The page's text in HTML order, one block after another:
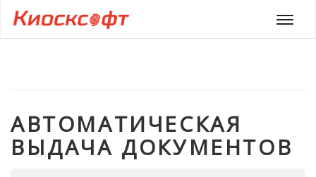
Меню
АВТОМАТИЧЕСКАЯ
ВЫДАЧА ДОКУМЕНТОВ